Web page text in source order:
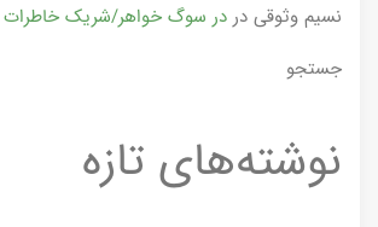
نسیم وثوقی در در سوگ خواهر/شریک
جستجو
نوشته‌های تازه